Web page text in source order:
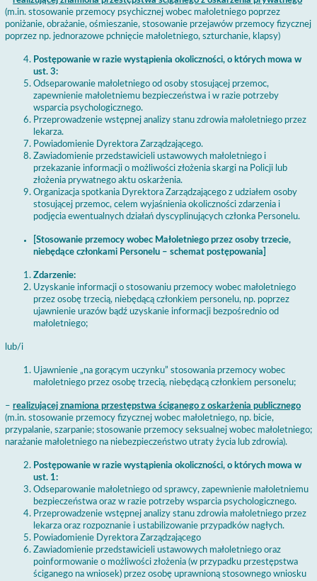
(m.in. stosowanie przemocy psychicznej wobec małoletniego poprzez
poniżanie, obrażanie, ośmieszanie, stosowanie przejawów przemocy fizycznej
poprzez np. jednorazowe pchnięcie małoletniego, szturchanie, klapsy)
Postępowanie w razie wystąpienia okoliczności, o których mowa w
ust. 3:
Odseparowanie małoletniego od osoby stosującej przemoc,
zapewnienie małoletniemu bezpieczeństwa i w razie potrzeby
wsparcia psychologicznego.
Przeprowadzenie wstępnej analizy stanu zdrowia małoletniego przez
lekarza.
Powiadomienie Dyrektora Zarządzającego.
Zawiadomienie przedstawicieli ustawowych małoletniego i
przekazanie informacji o możliwości złożenia skargi na Policji lub
złożenia prywatnego aktu oskarżenia.
Organizacja spotkania Dyrektora Zarządzającego z udziałem osoby
stosującej przemoc, celem wyjaśnienia okoliczności zdarzenia i
podjęcia ewentualnych działań dyscyplinujących członka Personelu.
[Stosowanie przemocy wobec Małoletniego przez osoby trzecie,
niebędące członkami Personelu – schemat postępowania]
Zdarzenie:
Uzyskanie informacji o stosowaniu przemocy wobec małoletniego
przez osobę trzecią, niebędącą członkiem personelu, np. poprzez
ujawnienie urazów bądź uzyskanie informacji bezpośrednio od
małoletniego;
lub/i
Ujawnienie „na gorącym uczynku” stosowania przemocy wobec
małoletniego przez osobę trzecią, niebędącą członkiem personelu;
– realizującej znamiona przestępstwa ściganego z oskarżenia publicznego
(m.in. stosowanie przemocy fizycznej wobec małoletniego, np. bicie,
przypalanie, szarpanie; stosowanie przemocy seksualnej wobec małoletniego;
narażanie małoletniego na niebezpieczeństwo utraty życia lub zdrowia).
Postępowanie w razie wystąpienia okoliczności, o których mowa w
ust. 1:
Odseparowanie małoletniego od sprawcy, zapewnienie małoletniemu
bezpieczeństwa oraz w razie potrzeby wsparcia psychologicznego.
Przeprowadzenie wstępnej analizy stanu zdrowia małoletniego przez
lekarza oraz rozpoznanie i ustabilizowanie przypadków nagłych.
Powiadomienie Dyrektora Zarządzającego
Zawiadomienie przedstawicieli ustawowych małoletniego oraz
poinformowanie o możliwości złożenia (w przypadku przestępstwa
ściganego na wniosek) przez osobę uprawnioną stosownego wniosku